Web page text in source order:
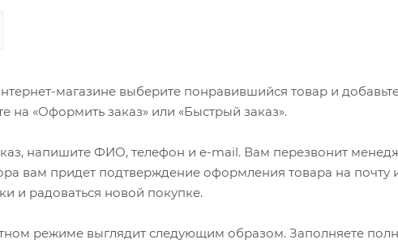
магазине выберите понравившийся товар и
на «Оформить заказ» или «Быстрый заказ».
напишите ФИО, телефон и e-mail. Вам перезвонит
вам придет подтверждение оформления товара на
и радоваться новой покупке.
режиме выглядит следующим образом. Заполняете